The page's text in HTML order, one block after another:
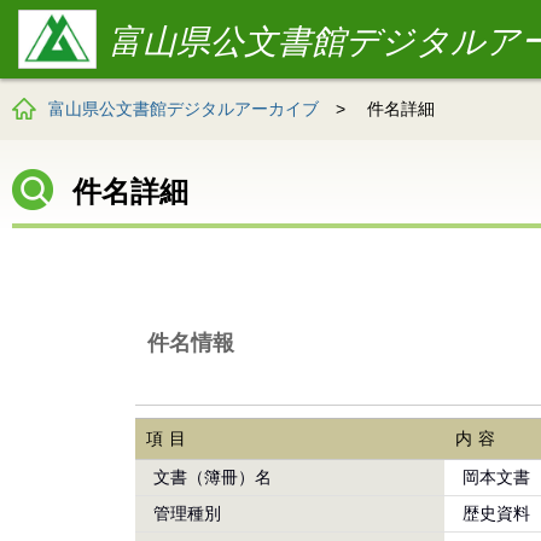
富山県公文書館デジタルア
富山県公文書館デジタルアーカイブ > 件名詳細
件名詳細
件名情報
項目
内容
文書（簿冊）名
岡本文書
管理種別
歴史資料